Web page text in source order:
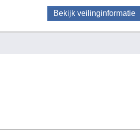
Bekijk veilinginformatie